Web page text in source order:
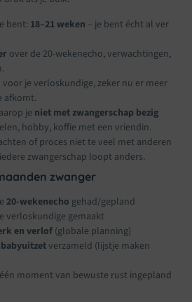
bent: 18–21 weken – je bent écht al ver
over de 20-wekenecho, verwachtingen,
voor je verloskundige, zeker nu er meer
afkomt.
je niet met zwangerschap bezig
hobby, koffie met een vriendin.
of proces niet te veel met anderen
zwangerschap loopt anders.
zwanger
20-wekenecho gehad/gepland
verloskundige gemaakt
en verlof(globale planning)
babyuitzetverzameld (lijstje maken
moment van bewuste rust ingepland